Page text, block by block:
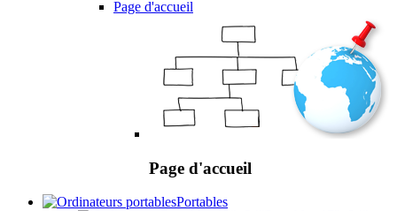
Page d'accueil
Page d'accueil
Portables